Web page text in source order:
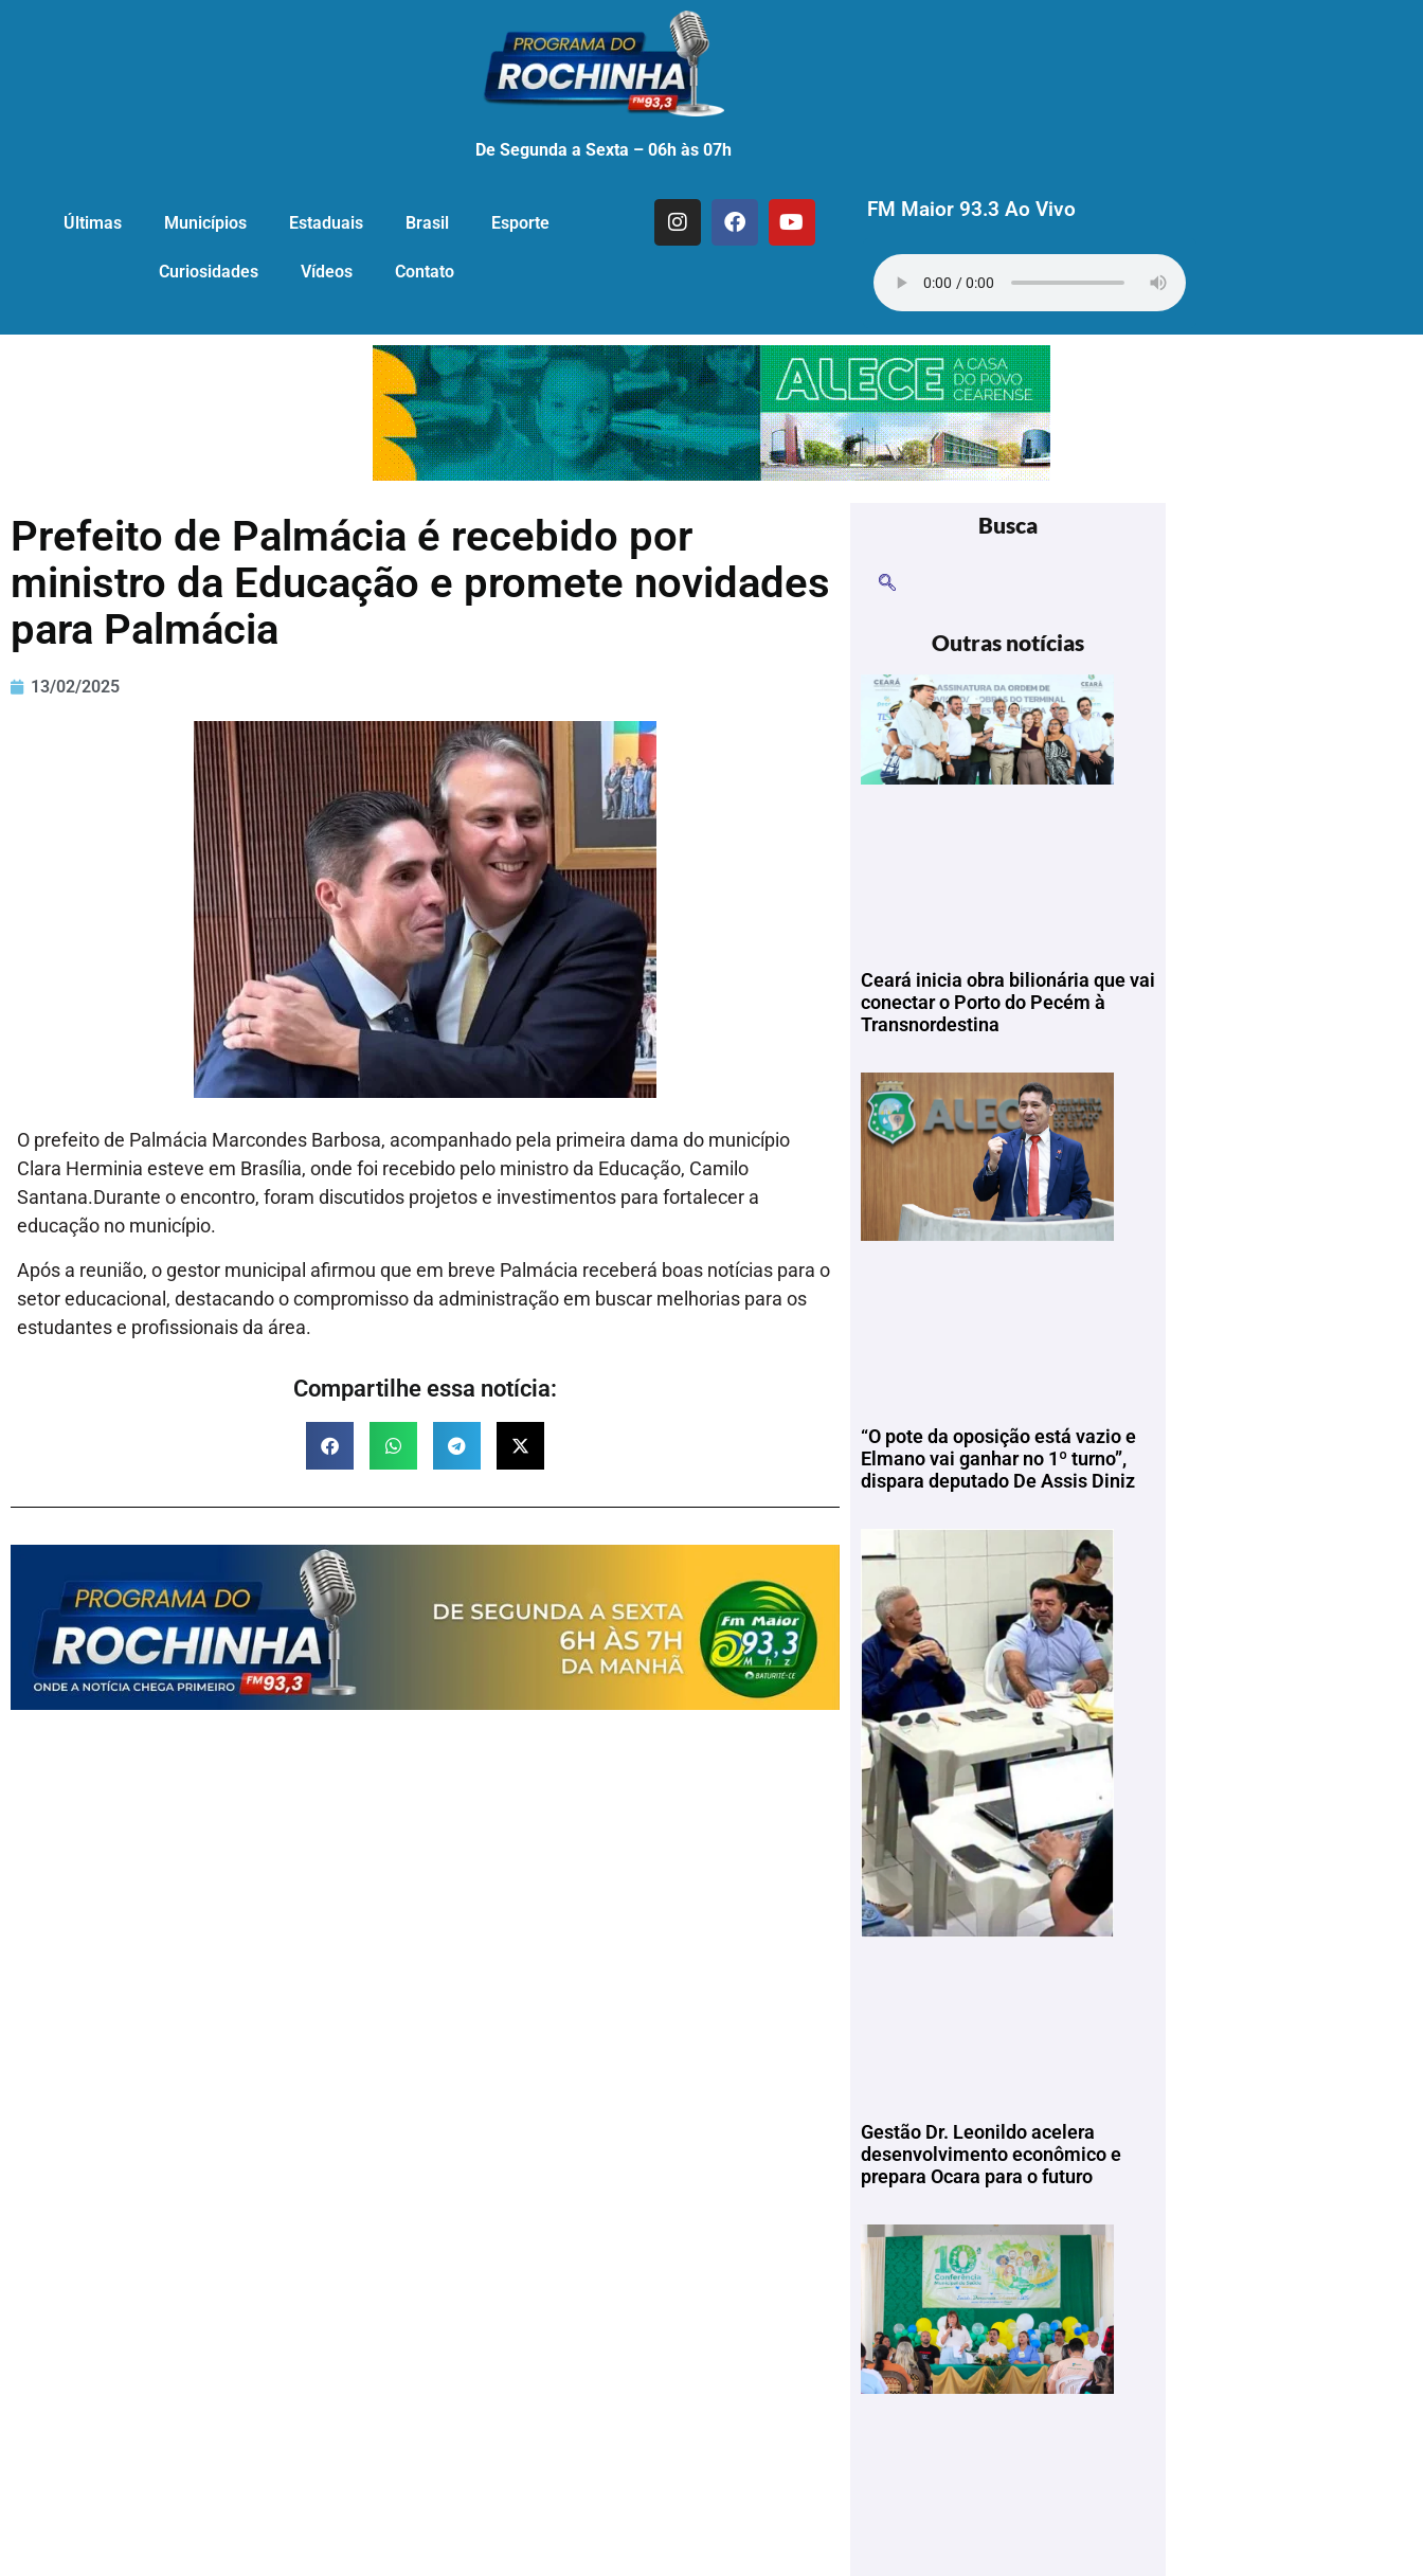
De Segunda a Sexta – 06h às 07h
Últimas Municípios Estaduais Brasil Esporte
Curiosidades Vídeos Contato
FM Maior 93.3 Ao Vivo
Prefeito de Palmácia é recebido por
ministro da Educação e promete novidades
para Palmácia
13/02/2025
O prefeito de Palmácia Marcondes Barbosa, acompanhado pela primeira dama do município
Clara Herminia esteve em Brasília, onde foi recebido pelo ministro da Educação, Camilo
Santana.Durante o encontro, foram discutidos projetos e investimentos para fortalecer a
educação no município.
Após a reunião, o gestor municipal afirmou que em breve Palmácia receberá boas notícias para o
setor educacional, destacando o compromisso da administração em buscar melhorias para os
estudantes e profissionais da área.
Compartilhe essa notícia:
Busca
Outras notícias
Ceará inicia obra bilionária que vai
conectar o Porto do Pecém à
Transnordestina
“O pote da oposição está vazio e
Elmano vai ganhar no 1º turno”,
dispara deputado De Assis Diniz
Gestão Dr. Leonildo acelera
desenvolvimento econômico e
prepara Ocara para o futuro